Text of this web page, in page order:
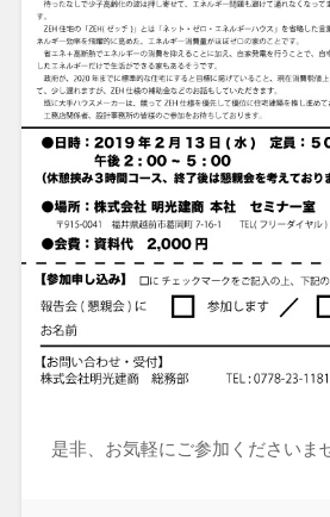
是非、お気軽にご参加くださいま